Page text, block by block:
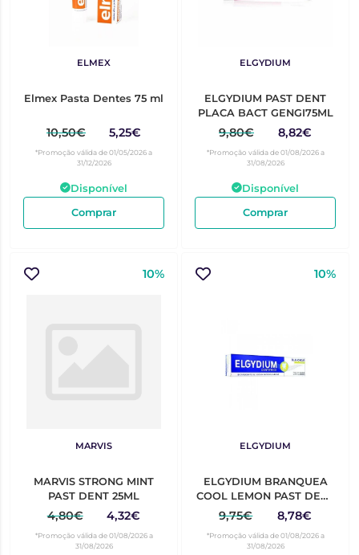
ELMEX
Elmex Pasta Dentes 75 ml
10,50€ 5,25€
*Promoção válida de 01/05/2026 a
31/12/2026
Disponível
Comprar
ELGYDIUM
ELGYDIUM PAST DENT
PLACA BACT GENGI75ML
9,80€ 8,82€
*Promoção válida de 01/08/2026 a
31/08/2026
Disponível
Comprar
10%
MARVIS
MARVIS STRONG MINT
PAST DENT 25ML
4,80€ 4,32€
*Promoção válida de 01/08/2026 a
31/08/2026
10%
ELGYDIUM
ELGYDIUM BRANQUEA
COOL LEMON PAST DENT
75ML
9,75€ 8,78€
*Promoção válida de 01/08/2026 a
31/08/2026